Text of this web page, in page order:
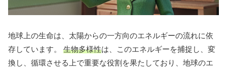
地球上の生命は、太陽からの一方向のエネルギーの流れに依
存しています。 生物多様性は、このエネルギーを捕捉し、変
換し、循環させる上で重要な役割を果たしており、地球のエ